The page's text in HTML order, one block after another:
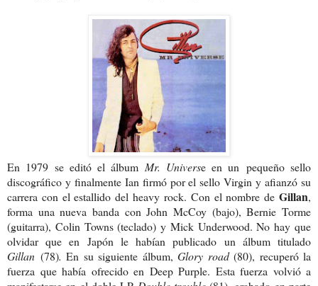
En 1979 se editó el álbum Mr. Universe en un pequeño sello
discográfico y finalmente Ian firmó por el sello Virgin y afianzó su
carrera con el estallido del heavy rock. Con el nombre de Gillan,
forma una nueva banda con John McCoy (bajo), Bernie Torme
(guitarra), Colin Towns (teclado) y Mick Underwood. No hay que
olvidar que en Japón le habían publicado un álbum titulado
Gillan (78). En su siguiente álbum, Glory road(80), recuperó la
fuerza que había ofrecido en Deep Purple. Esta fuerza volvió a